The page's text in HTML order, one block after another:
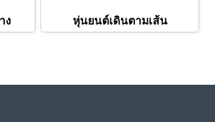
ง หุ่นยนต์เดินตามเส้น